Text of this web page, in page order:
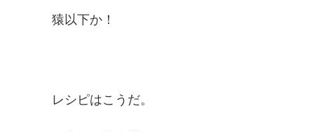
猿以下か！
レシピはこうだ。